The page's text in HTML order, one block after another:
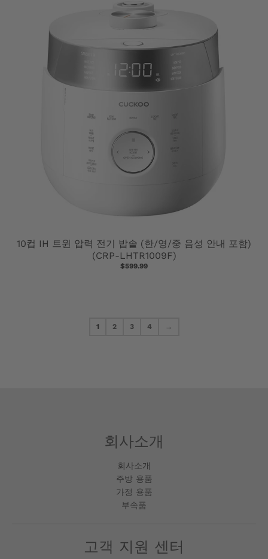
10컵 IH 트윈 압력 전기 밥솥 (한/영/중 음성 안내 포함)
(CRP-LHTR1009F)
$599.99
1 2 3 4 →
회사소개
회사소개
주방 용품
가정 용품
부속품
고객 지원 센터